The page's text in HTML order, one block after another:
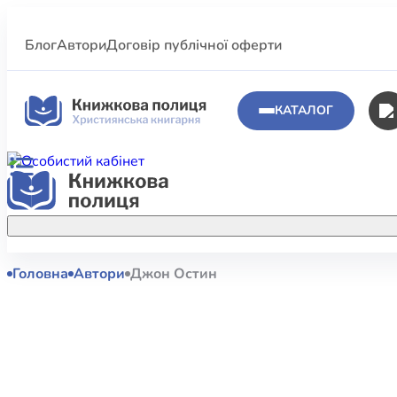
БлогАвториДоговір публічної оферти
КАТАЛОГ
Акційні пропозиції
Головна Автори Джон Остин